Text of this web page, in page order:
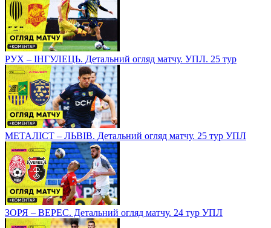
РУХ – ІНГУЛЕЦЬ. Детальний огляд матчу. УПЛ. 25 тур
МЕТАЛІСТ – ЛЬВІВ. Детальний огляд матчу. 25 тур УПЛ
ЗОРЯ – ВЕРЕС. Детальний огляд матчу. 24 тур УПЛ